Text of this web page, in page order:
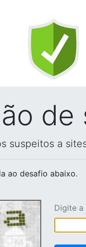
de
suspeitos a
ao desafio abaixo.
Digite a